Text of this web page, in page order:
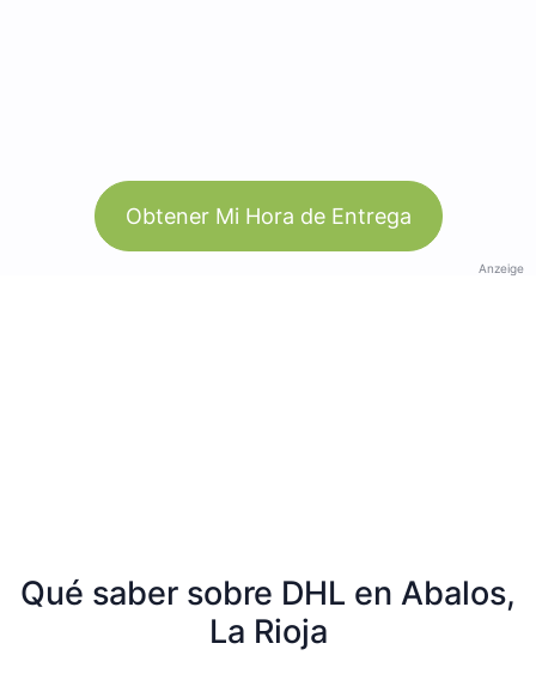
Obtener Mi Hora de Entrega
Anzeige
Qué saber sobre DHL en Abalos,
La Rioja